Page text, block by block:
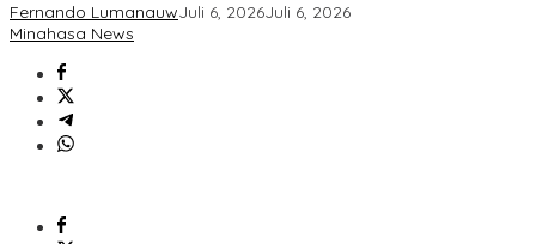
Fernando LumanauwJuli 6, 2026Juli 6, 2026
Minahasa News